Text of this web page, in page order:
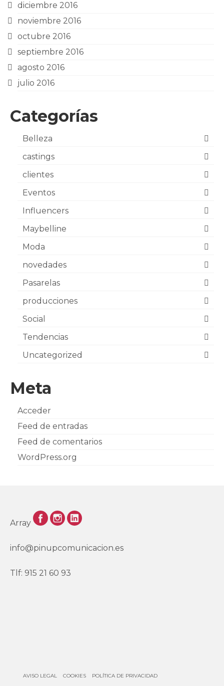
diciembre 2016
noviembre 2016
octubre 2016
septiembre 2016
agosto 2016
julio 2016
Categorías
Belleza
castings
clientes
Eventos
Influencers
Maybelline
Moda
novedades
Pasarelas
producciones
Social
Tendencias
Uncategorized
Meta
Acceder
Feed de entradas
Feed de comentarios
WordPress.org
Array
info@pinupcomunicacion.es
Tlf: 915 21 60 93
AVISO LEGAL COOKIES POLÍTICA DE PRIVACIDAD